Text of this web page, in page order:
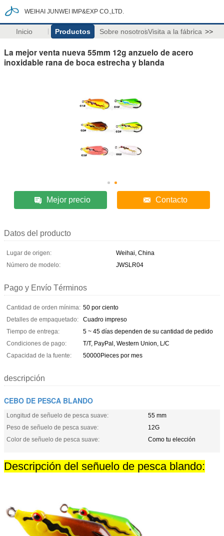
WEIHAI JUNWEI IMP&EXP CO.,LTD.
Inicio Productos Sobre nosotrosVisita a la fábrica >>
La mejor venta nueva 55mm 12g anzuelo de acero
inoxidable rana de boca estrecha y blanda
Mejor precio Contacto
Datos del producto
Lugar de origen:
Weihai, China
Número de modelo:
JWSLR04
Pago y Envío Términos
Cantidad de orden mínima: 50 por ciento
Detalles de empaquetado:
Cuadro impreso
Tiempo de entrega:
5 ~ 45 días dependen de su cantidad de pedido
Condiciones de pago:
T/T, PayPal, Western Union, L/C
Capacidad de la fuente:
50000Pieces por mes
descripción
CEBO DE PESCA BLANDO
Longitud de señuelo de pesca suave:
55 mm
Peso de señuelo de pesca suave:
12G
Color de señuelo de pesca suave:
Como tu elección
Descripción del señuelo de pesca blando: